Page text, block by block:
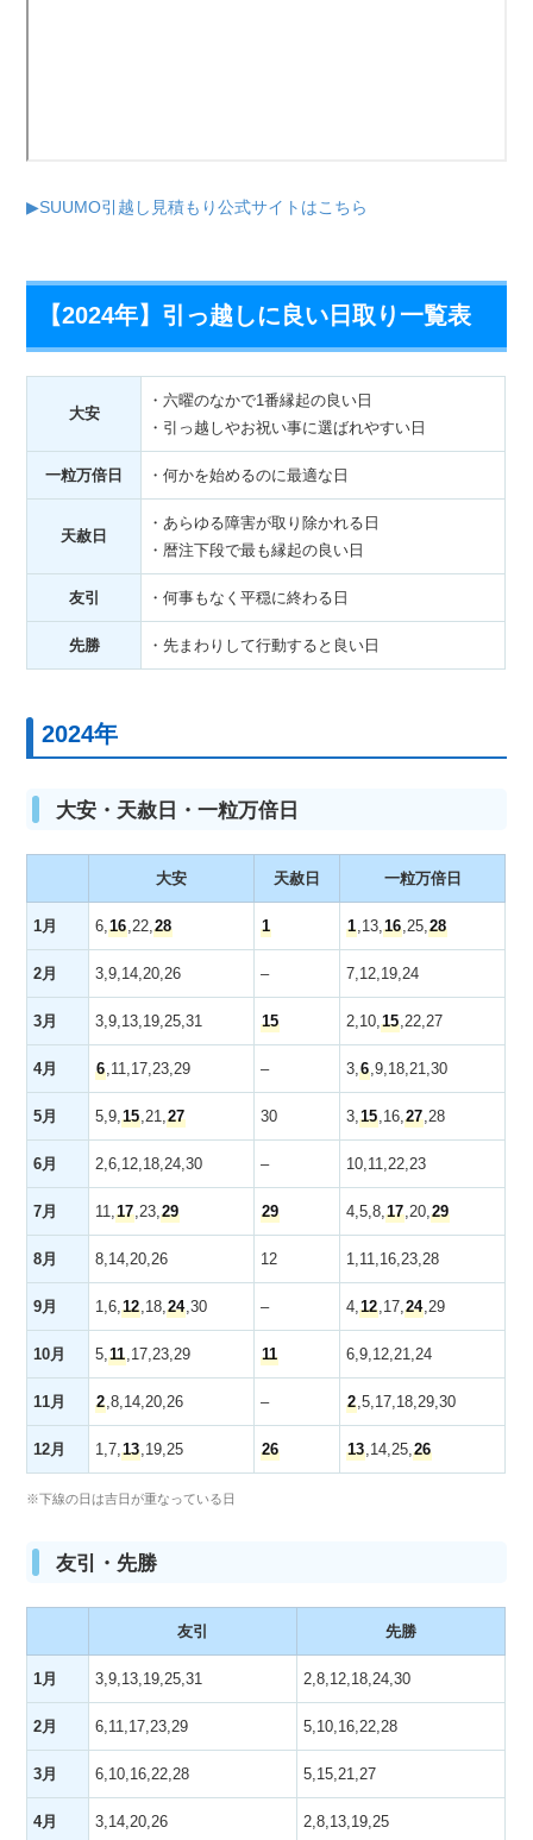
▶SUUMO引越し見積もり公式サイトはこちら
【2024年】引っ越しに良い日取り一覧表
大安
・六曜のなかで1番縁起の良い日
・引っ越しやお祝い事に選ばれやすい日
一粒万倍日 ・何かを始めるのに最適な日
天赦日
・あらゆる障害が取り除かれる日
・暦注下段で最も縁起の良い日
友引 ・何事もなく平穏に終わる日
先勝 ・先まわりして行動すると良い日
2024年
大安・天赦日・一粒万倍日
大安 天赦日 一粒万倍日
1月 6,16,22,28 1 1,13,16,25,28
2月 3,9,14,20,26 – 7,12,19,24
3月 3,9,13,19,25,31 15 2,10,15,22,27
4月 6,11,17,23,29 – 3,6,9,18,21,30
5月 5,9,15,21,27 30 3,15,16,27,28
6月 2,6,12,18,24,30 – 10,11,22,23
7月 11,17,23,29 29 4,5,8,17,20,29
8月 8,14,20,26 12 1,11,16,23,28
9月 1,6,12,18,24,30 – 4,12,17,24,29
10月 5,11,17,23,29 11 6,9,12,21,24
11月 2,8,14,20,26 – 2,5,17,18,29,30
12月 1,7,13,19,25 26 13,14,25,26
※下線の日は吉日が重なっている日
友引・先勝
友引 先勝
1月 3,9,13,19,25,31 2,8,12,18,24,30
2月 6,11,17,23,29 5,10,16,22,28
3月 6,10,16,22,28 5,15,21,27
4月 3,14,20,26 2,8,13,19,25